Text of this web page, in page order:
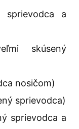
sprievodca a
skúsený
nosičom)
sprievodca)
sprievodca a